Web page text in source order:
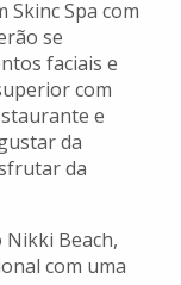
Skinc Spa com
se
faciais e
com
e
da
da
Nikki Beach,
com uma